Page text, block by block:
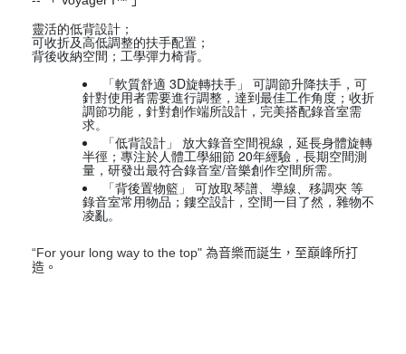
靈活的低背設計；
可收折及高低調整的扶手配置；
背後收納空間；工學彈力椅背。
「軟質舒適 3D旋轉扶手」 可調節升降扶手，可
針對使用者需要進行調整，達到最佳工作角度；收折
調節功能，針對創作端所設計，完美搭配錄音室需
求。
「低背設計」 放大錄音空間視線，延長身體旋轉
半徑；專注於人體工學細節 20年經驗，長期空間測
量，研發出最符合錄音室/音樂創作空間所需。
「背後置物籃」 可放取琴譜、導線、移調夾 等
錄音室常用物品；鏤空設計，空間一目了然，雜物不
凌亂。
“For your long way to the top" 為音樂而誕生，至巔峰所打
造。